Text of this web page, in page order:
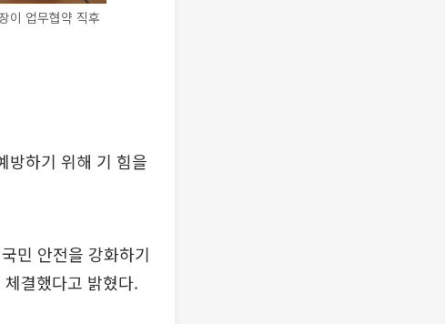
이 업무협약 직후
방하기 위해 기 힘을
민 안전을 강화하기
결했다고 밝혔다.